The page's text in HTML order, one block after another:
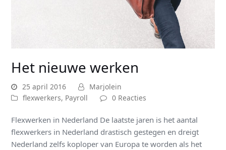
Het nieuwe werken
25 april 2016
Marjolein
flexwerkers, Payroll 0 Reacties
Flexwerken in Nederland De laatste jaren is het aantal
flexwerkers in Nederland drastisch gestegen en dreigt
Nederland zelfs koploper van Europa te worden als het